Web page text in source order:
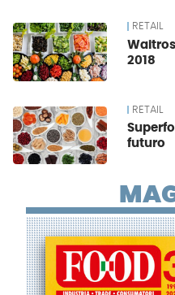
News RETAIL
2018
RETAIL
futuro